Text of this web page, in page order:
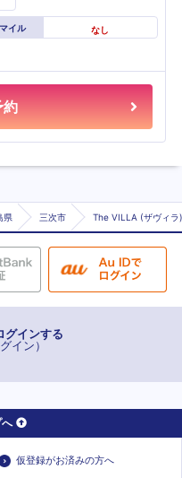
イル なし
約
県 三次市 The VILLA (ザヴィラ)
グインする
イン）
仮登録がお済みの方へ